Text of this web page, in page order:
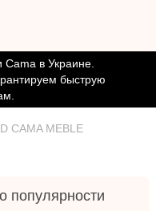
в Украине.
быструю
CAMA MEBLE
популярности